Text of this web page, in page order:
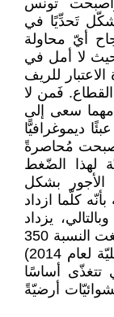
تونس
تَحدِّيًا في
أيّ محاولة
حيث لا أمل في
للريف
فَمن لا
مهما سعى إلى
ديموغرافيًّا
أصبحت مُحاصرةً
لهذا الضّغط
الأجور بشكل
كلّما ازداد
يزداد
الفقر وترتفع البطالة، فتنتشر الجريمة (بلغت النسبة 350
جريمة يوميًّاحسب إحصائيّات وزارة الداخليّة لعام 2014)
تتغذّى أساسًا
أرضيّةً